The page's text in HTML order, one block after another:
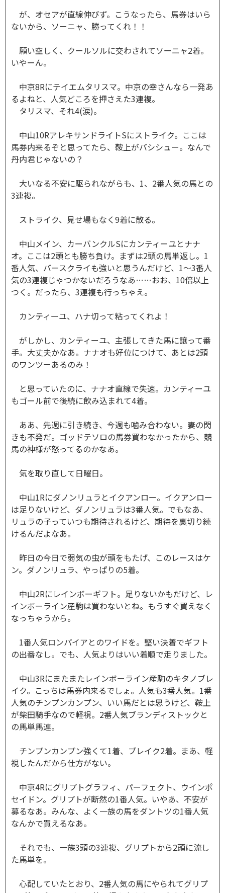
が、オセアが直線伸びず。こうなったら、馬券はいら
ないから、ソーニャ、勝ってくれ！！
願い空しく、クールソルに交わされてソーニャ2着。
いやーん。
中京8Rにテイエムタリスマ。中京の幸さんなら一発あ
るよねと、人気どころを押さえた3連複。
タリスマ、それ4(涙)。
中山10RアレキサンドライトSにストライク。ここは
馬券内来るぞと思ってたら、鞍上がバシシュー。なんで
丹内君じゃないの？
大いなる不安に駆られながらも、1、2番人気の馬との
3連複。
ストライク、見せ場もなく9着に散る。
中山メイン、カーバンクルSにカンティーユとナナ
オ。ここは2頭とも勝ち負け。まずは2頭の馬単返し。1
番人気、バースクライも強いと思うんだけど、1～3番人
気の3連複じゃつかないだろうなあ……おお、10倍以上
つく。だったら、3連複も行っちゃえ。
カンティーユ、ハナ切って粘ってくれよ！
がしかし、カンティーユ、主張してきた馬に譲って番
手。大丈夫かなあ。ナナオも好位につけて、あとは2頭
のワンツーあるのみ！
と思っていたのに、ナナオ直線で失速。カンティーユ
もゴール前で後続に飲み込まれて4着。
ああ、先週に引き続き、今週も噛み合わない。妻の閃
きも不発だ。ゴッドテソロの馬券買わなかったから、競
馬の神様が怒ってるのかなあ。
気を取り直して日曜日。
中山1Rにダノンリュラとイクアンロー。イクアンロー
は足りないけど、ダノンリュラは3番人気。でもなあ、
リュラの子っていつも期待されるけど、期待を裏切り続
けるんだよなあ。
昨日の今日で弱気の虫が頭をもたげ、このレースはケ
ン。ダノンリュラ、やっぱりの5着。
中山2Rにレインボーギフト。足りないかもだけど、レ
インボーライン産駒は買わないとね。もうすぐ買えなく
なっちゃうから。
1番人気ロンパイアとのワイドを。堅い決着でギフト
の出番なし。でも、人気よりはいい着順で走りました。
中山3Rにまたまたレインボーライン産駒のキタノブレ
イク。こっちは馬券内来るでしょ。人気も3番人気。1番
人気のチンプンカンプン、いい馬だとは思うけど、鞍上
が柴田騎手なので軽視。2番人気ブランディストックと
の馬単馬連。
チンプンカンプン強くて1着、ブレイク2着。まあ、軽
視したんだから仕方がない。
中京4Rにグリプトグラフィ、パーフェクト、ウインポ
セイドン。グリプトが断然の1番人気。いやあ、不安が
募るなあ。みんな、よく一族の馬をダントツの1番人気
なんかで買えるなあ。
それでも、一族3頭の3連複、グリプトから2頭に流し
た馬単を。
心配していたとおり、2番人気の馬にやられてグリプ